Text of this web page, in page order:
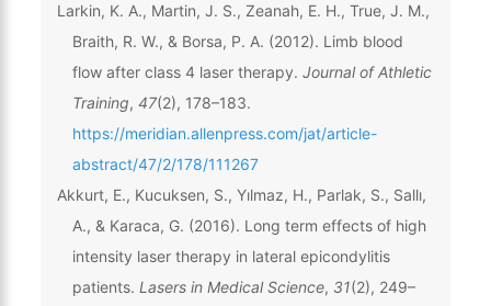
Larkin, K. A., Martin, J. S., Zeanah, E. H., True, J. M.,
Braith, R. W., & Borsa, P. A. (2012). Limb blood
flow after class 4 laser therapy. Journal of Athletic
Training, 47(2), 178–183.
https://meridian.allenpress.com/jat/article-
abstract/47/2/178/111267
Akkurt, E., Kucuksen, S., Yılmaz, H., Parlak, S., Sallı,
A., & Karaca, G. (2016). Long term effects of high
intensity laser therapy in lateral epicondylitis
patients. Lasers in Medical Science, 31(2), 249–